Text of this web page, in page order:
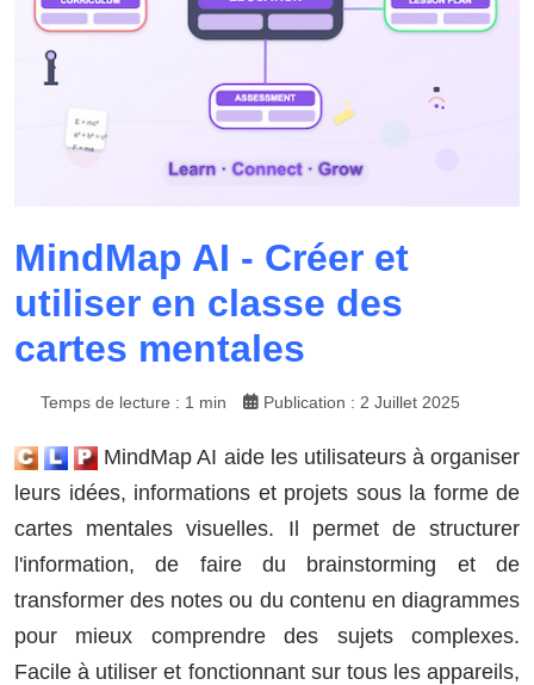
MindMap AI - Créer et
utiliser en classe des
cartes mentales
Temps de lecture : 1 min Publication : 2 Juillet 2025
MindMap AI aide les utilisateurs à organiser
leurs idées, informations et projets sous la forme de
cartes mentales visuelles. Il permet de structurer
l'information, de faire du brainstorming et de
transformer des notes ou du contenu en diagrammes
pour mieux comprendre des sujets complexes.
Facile à utiliser et fonctionnant sur tous les appareils,